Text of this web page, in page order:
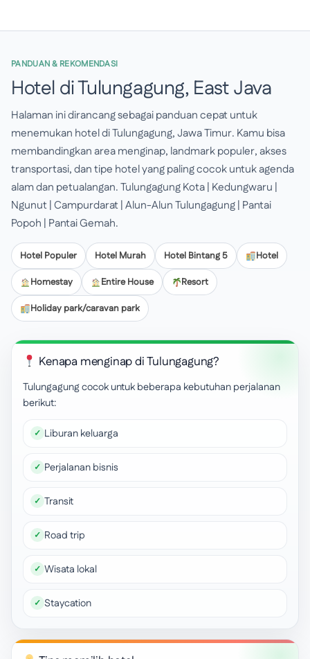
PANDUAN & REKOMENDASI
Hotel di Tulungagung, East Java
Halaman ini dirancang sebagai panduan cepat untuk
menemukan hotel di Tulungagung, Jawa Timur. Kamu bisa
membandingkan area menginap, landmark populer, akses
transportasi, dan tipe hotel yang paling cocok untuk agenda
alam dan petualangan. Tulungagung Kota | Kedungwaru |
Ngunut | Campurdarat | Alun-Alun Tulungagung | Pantai
Popoh | Pantai Gemah.
Hotel Populer Hotel Murah Hotel Bintang 5 Hotel
Homestay Entire House Resort
Holiday park/caravan park
Kenapa menginap di Tulungagung?
Tulungagung cocok untuk beberapa kebutuhan perjalanan
berikut:
Liburan keluarga
Perjalanan bisnis
Transit
Road trip
Wisata lokal
Staycation